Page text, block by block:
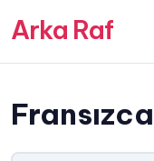
Arka Raf
ANA SAYFA
HAKKIMIZDA
Fransızca